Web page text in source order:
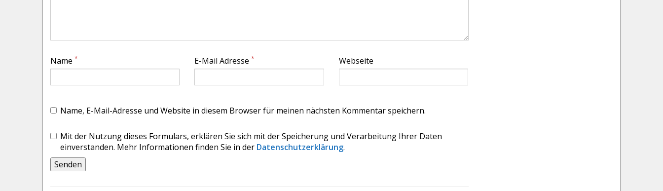
Name * E-Mail Adresse* Webseite
Name, E-Mail-Adresse und Website in diesem Browser für meinen nächsten Kommentar speichern.
Mit der Nutzung dieses Formulars, erklären Sie sich mit der Speicherung und Verarbeitung Ihrer Daten
einverstanden. Mehr Informationen finden Sie in der Datenschutzerklärung.